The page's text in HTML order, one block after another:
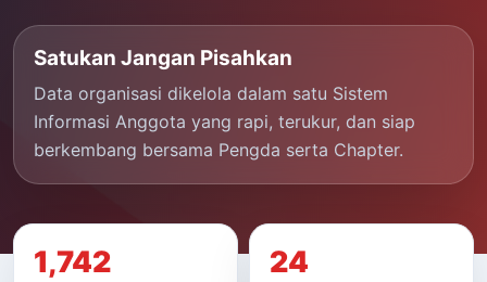
Satukan Jangan Pisahkan
Data organisasi dikelola dalam satu Sistem
Informasi Anggota yang rapi, terukur, dan siap
berkembang bersama Pengda serta Chapter.
1,742 24